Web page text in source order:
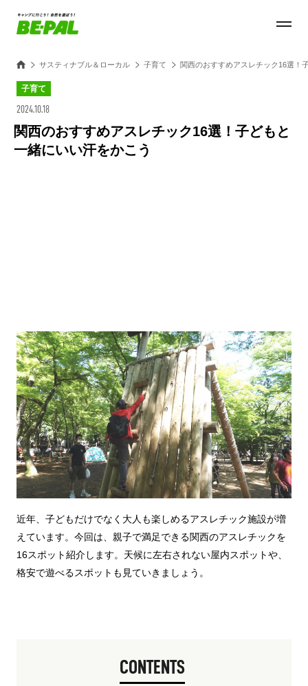
サスティナブル＆ローカル 子育て 関西のおすすめアスレチック16選！
子育て
2024.10.18
関西のおすすめアスレチック16選！子どもと
一緒にいい汗をかこう
近年、子どもだけでなく大人も楽しめるアスレチック施設が増
えています。今回は、親子で満足できる関西のアスレチックを
16スポット紹介します。天候に左右されない屋内スポットや、
格安で遊べるスポットも見ていきましょう。
CONTENTS